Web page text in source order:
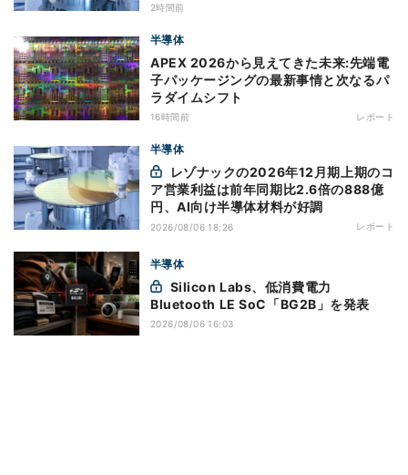
2時間前
半導体
APEX 2026から見えてきた未来:先端電
子パッケージングの最新事情と次なるパ
ラダイムシフト
16時間前 レポート
半導体
ア営業利益は前年同期比2.6倍の888億
円、AI向け半導体材料が好調
2026/08/06 18:26 レポート
半導体
Bluetooth LE SoC「BG2B」を発表
2026/08/06 16:03